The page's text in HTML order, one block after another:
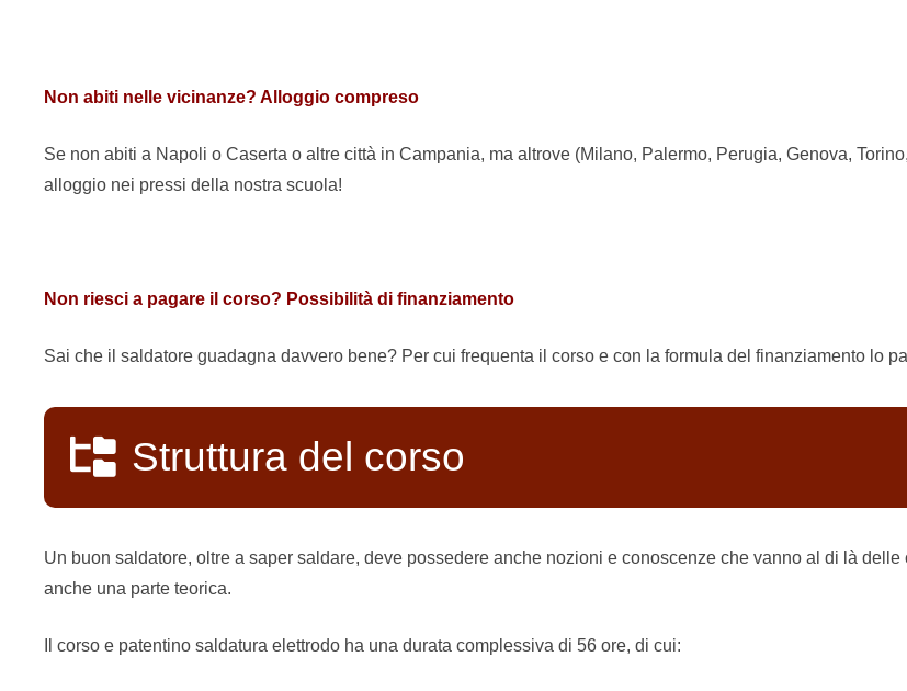
Non abiti nelle vicinanze? Alloggio compreso
Se non abiti a Napoli o Caserta o altre città in Campania, ma altrove (Milano, Palermo, Perugia, Genova,
alloggio nei pressi della nostra scuola!
Non riesci a pagare il corso? Possibilità di finanziamento
Sai che il saldatore guadagna davvero bene? Per cui frequenta il corso e con la formula del finanziamento lo
Struttura del corso
Un buon saldatore, oltre a saper saldare, deve possedere anche nozioni e conoscenze che vanno al di là
anche una parte teorica.
Il corso e patentino saldatura elettrodo ha una durata complessiva di 56 ore, di cui: